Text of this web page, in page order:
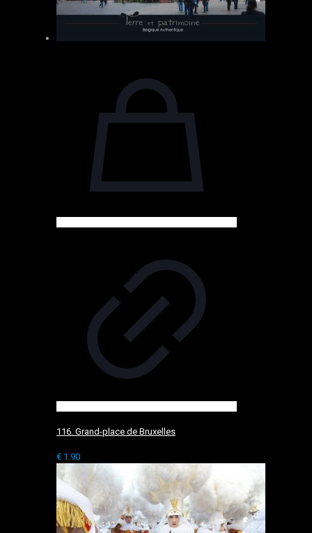
116. Grand-place de Bruxelles
€ 1.90